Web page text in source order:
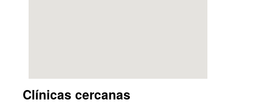
Clínicas cercanas